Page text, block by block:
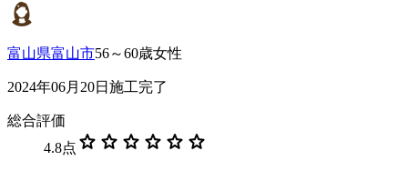
富山県富山市56～60歳女性
2024年06月20日施工完了
総合評価
4.8点 star star star star star star